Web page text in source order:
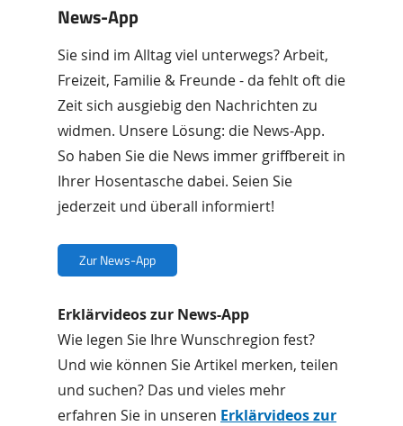
News-App
Sie sind im Alltag viel unterwegs? Arbeit,
Freizeit, Familie & Freunde - da fehlt oft die
Zeit sich ausgiebig den Nachrichten zu
widmen. Unsere Lösung: die News-App.
So haben Sie die News immer griffbereit in
Ihrer Hosentasche dabei. Seien Sie
jederzeit und überall informiert!
Zur News-App
Erklärvideos zur News-App
Wie legen Sie Ihre Wunschregion fest?
Und wie können Sie Artikel merken, teilen
und suchen? Das und vieles mehr
erfahren Sie in unseren Erklärvideos zur